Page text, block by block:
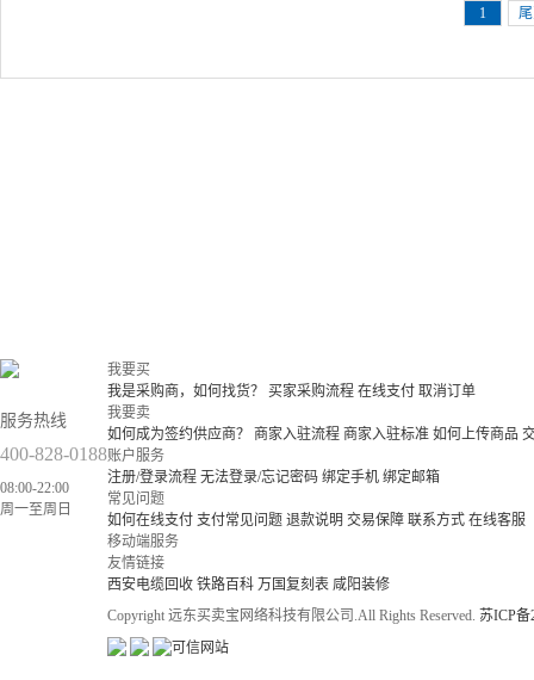
1
服务热线
400-828-0188
08:00-22:00
周一至周日
我要买
我是采购商，如何找货？
买家采购流程 在线支付 取消订单
我要卖
如何成为签约供应商？
商家入驻流程 商家入驻标准 如何上传商品
账户服务
注册/登录流程 无法登录/忘记密码 绑定手机 绑定邮箱
常见问题
如何在线支付 支付常见问题 退款说明 交易保障 联系方式 在线客服
移动端服务
友情链接
西安电缆回收 铁路百科 万国复刻表 咸阳装修
Copyright 远东买卖宝网络科技有限公司.All Rights Reserved. 苏ICP备